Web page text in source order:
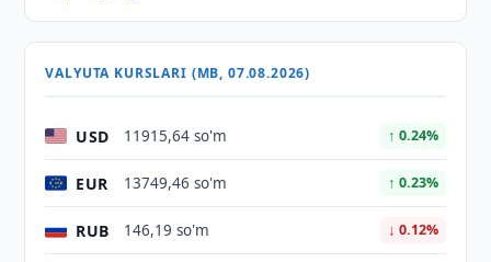
VALYUTA KURSLARI (MB, 07.08.2026)
USD 11915,64 so'm ↑ 0.24%
EUR 13749,46 so'm ↑ 0.23%
RUB 146,19 so'm ↓ 0.12%